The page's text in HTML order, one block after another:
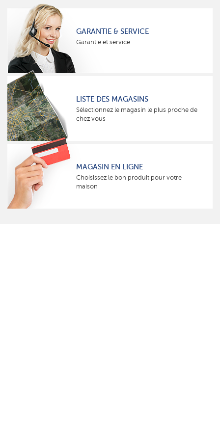
GARANTIE & SERVICE
Garantie et service
LISTE DES MAGASINS
Sélectionnez le magasin le plus proche de
chez vous
MAGASIN EN LIGNE
Choisissez le bon produit pour votre
maison